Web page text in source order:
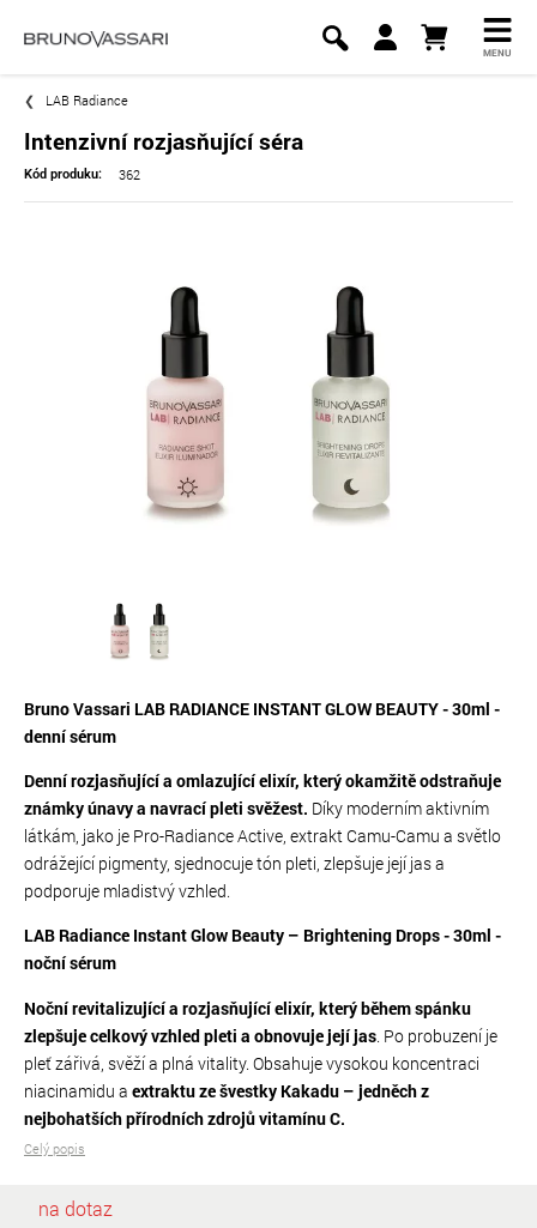
MENU
LAB Radiance
Intenzivní rozjasňující séra
Kód produku: 362
Bruno Vassari LAB RADIANCE INSTANT GLOW BEAUTY - 30ml -
denní sérum
Denní rozjasňující a omlazující elixír, který okamžitě odstraňuje
známky únavy a navrací pleti svěžest. Díky moderním aktivním
látkám, jako je Pro-Radiance Active, extrakt Camu-Camu a světlo
odrážející pigmenty, sjednocuje tón pleti, zlepšuje její jas a
podporuje mladistvý vzhled.
LAB Radiance Instant Glow Beauty – Brightening Drops - 30ml -
noční sérum
Noční revitalizující a rozjasňující elixír, který během spánku
zlepšuje celkový vzhled pleti a obnovuje její jas. Po probuzení je
pleť zářivá, svěží a plná vitality. Obsahuje vysokou koncentraci
niacinamidu a extraktu ze švestky Kakadu – jedněch z
nejbohatších přírodních zdrojů vitamínu C.
Celý popis
na dotaz